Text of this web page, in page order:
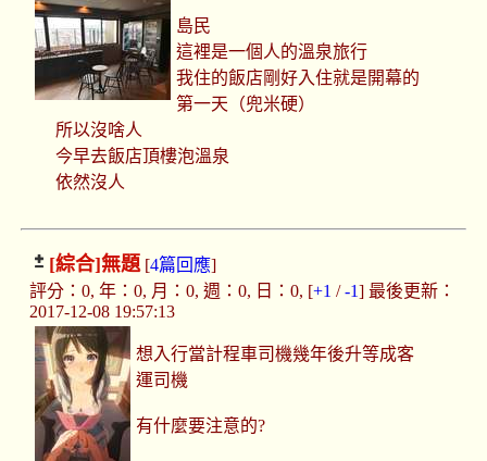
島民
這裡是一個人的溫泉旅行
我住的飯店剛好入住就是開幕的
第一天（兜米硬）
所以沒啥人
今早去飯店頂樓泡溫泉
依然沒人
[綜合]無題[4篇回應]
評分：0, 年：0, 月：0, 週：0, 日：0, [+1 /-1] 最後更新：
2017-12-08 19:57:13
想入行當計程車司機幾年後升等成客
運司機
有什麼要注意的?